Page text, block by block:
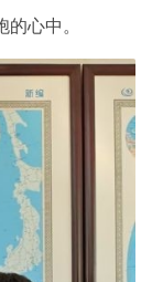
心中。